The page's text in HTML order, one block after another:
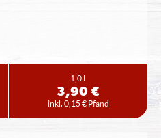
1,0 l
3,90 €
inkl. 0,15 € Pfand